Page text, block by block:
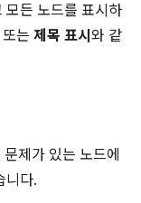
모든 노드를 표시하
또는 제목 표시 와 같
제가 있는 노드에
니다.